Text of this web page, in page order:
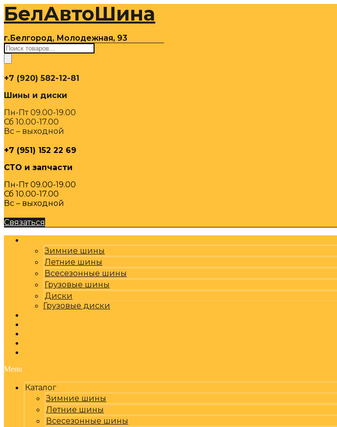
Перейти
содержимому
БелАвтоШина
г.Белгород, Молодежная, 93
Поиск
товаров
+7 (920) 582-12-81
Шины и диски
Пн-Пт 09.00-19.00
Сб 10.00-17.00
Вс – выходной
+7 (951) 152 22 69
СТО и запчасти
Пн-Пт 09.00-19.00
Сб 10.00-17.00
Вс – выходной
Связаться
Зимние шины
Летние шины
Всесезонные шины
Грузовые шины
Диски
Грузовые диски
Menu
Каталог
Зимние шины
Летние шины
Всесезонные шины